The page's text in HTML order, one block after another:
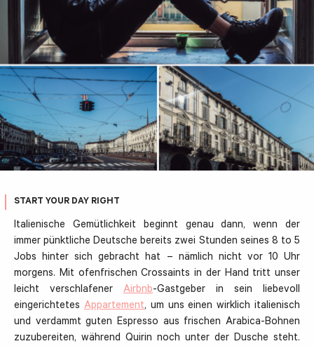
START YOUR DAY RIGHT
Italienische Gemütlichkeit beginnt genau dann, wenn der
immer pünktliche Deutsche bereits zwei Stunden seines 8 to 5
Jobs hinter sich gebracht hat – nämlich nicht vor 10 Uhr
morgens. Mit ofenfrischen Crossaints in der Hand tritt unser
leicht verschlafener Airbnb-Gastgeber in sein liebevoll
eingerichtetes Appartement, um uns einen wirklich italienisch
und verdammt guten Espresso aus frischen Arabica-Bohnen
zuzubereiten, während Quirin noch unter der Dusche steht.